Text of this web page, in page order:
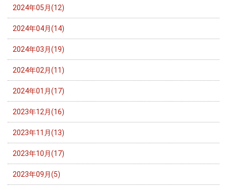
2024年05月(12)
2024年04月(14)
2024年03月(19)
2024年02月(11)
2024年01月(17)
2023年12月(16)
2023年11月(13)
2023年10月(17)
2023年09月(5)